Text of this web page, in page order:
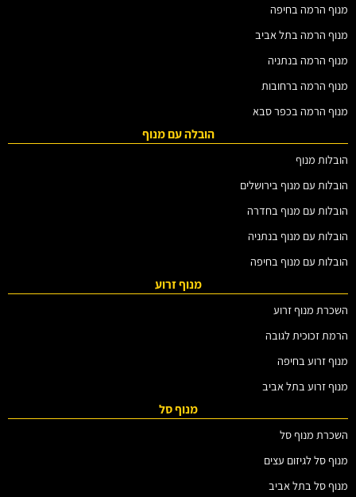
מנוף הרמה בחיפה
מנוף הרמה בתל אביב
מנוף הרמה בנתניה
מנוף הרמה ברחובות
מנוף הרמה בכפר סבא
הובלה עם מנוף
הובלות מנוף
הובלות עם מנוף בירושלים
הובלות עם מנוף בחדרה
הובלות עם מנוף בנתניה
הובלות עם מנוף בחיפה
מנוף זרוע
השכרת מנוף זרוע
הרמת זכוכית לגובה
מנוף זרוע בחיפה
מנוף זרוע בתל אביב
מנוף סל
השכרת מנוף סל
מנוף סל לגיזום עצים
מנוף סל בתל אביב